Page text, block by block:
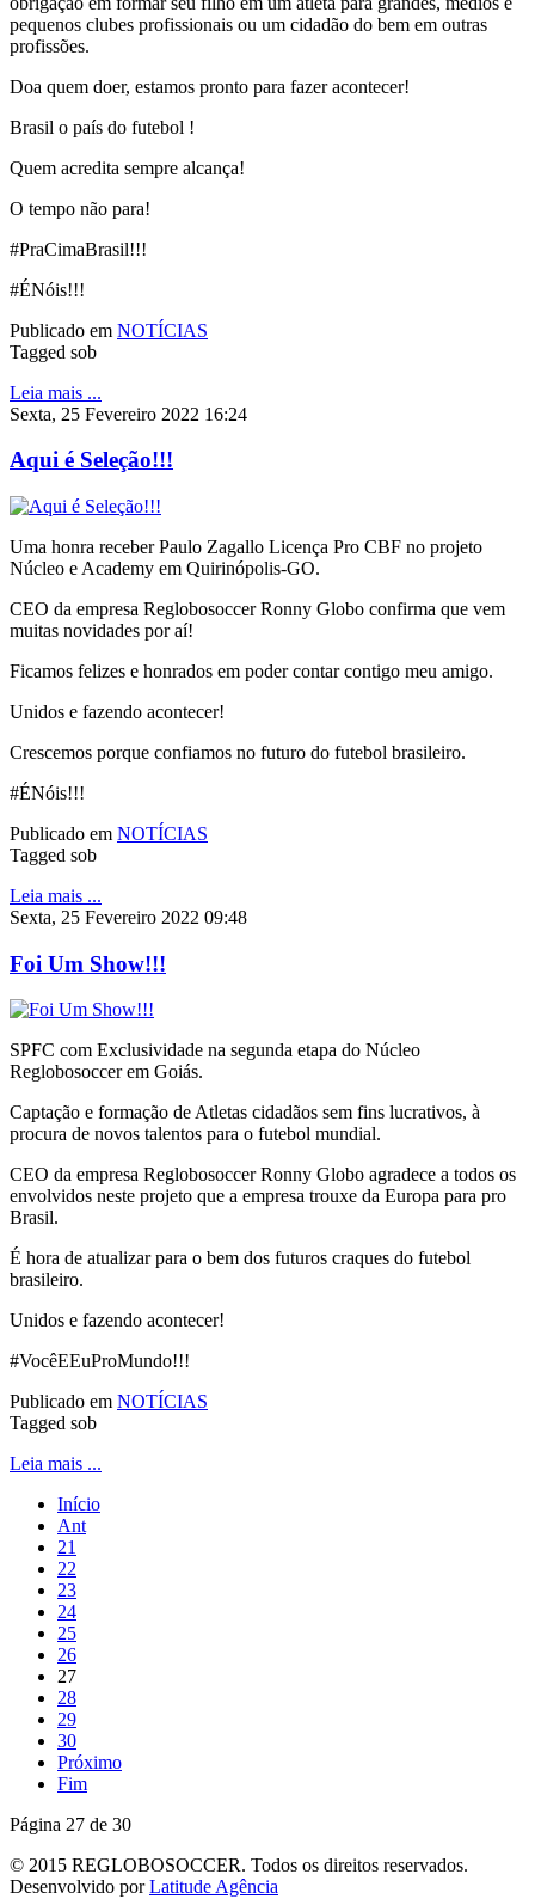
pequenos clubes profissionais ou um cidadão do bem em outras
profissões.
Doa quem doer, estamos pronto para fazer acontecer!
Brasil o país do futebol !
Quem acredita sempre alcança!
O tempo não para!
#PraCimaBrasil!!!
#ÉNóis!!!
Publicado em NOTÍCIAS
Tagged sob
Leia mais ...
Sexta, 25 Fevereiro 2022 16:24
Aqui é Seleção!!!
Uma honra receber Paulo Zagallo Licença Pro CBF no projeto
Núcleo e Academy em Quirinópolis-GO.
CEO da empresa Reglobosoccer Ronny Globo confirma que vem
muitas novidades por aí!
Ficamos felizes e honrados em poder contar contigo meu amigo.
Unidos e fazendo acontecer!
Crescemos porque confiamos no futuro do futebol brasileiro.
#ÉNóis!!!
Publicado em NOTÍCIAS
Tagged sob
Leia mais ...
Sexta, 25 Fevereiro 2022 09:48
Foi Um Show!!!
SPFC com Exclusividade na segunda etapa do Núcleo
Reglobosoccer em Goiás.
Captação e formação de Atletas cidadãos sem fins lucrativos, à
procura de novos talentos para o futebol mundial.
CEO da empresa Reglobosoccer Ronny Globo agradece a todos os
envolvidos neste projeto que a empresa trouxe da Europa para pro
Brasil.
É hora de atualizar para o bem dos futuros craques do futebol
brasileiro.
Unidos e fazendo acontecer!
#VocêEEuProMundo!!!
Publicado em NOTÍCIAS
Tagged sob
Leia mais ...
Início
Ant
21
22
23
24
25
26
27
28
29
30
Próximo
Fim
Página 27 de 30
© 2015 REGLOBOSOCCER. Todos os direitos reservados.
Desenvolvido porLatitude Agência